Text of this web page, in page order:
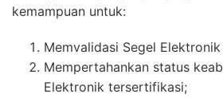
kemampuan untuk:
Memvalidasi Segel
Mempertahankan status
Elektronik tersertifikasi;